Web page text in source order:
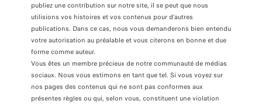
publiez une contribution sur notre site, il se peut que nous
utilisions vos histoires et vos contenus pour d’autres
publications. Dans ce cas, nous vous demanderons bien entendu
votre autorisation au préalable et vous citerons en bonne et due
forme comme auteur.
Vous êtes un membre précieux de notre communauté de médias
sociaux. Nous vous estimons en tant que tel. Si vous voyez sur
nos pages des contenus qui ne sont pas conformes aux
présentes règles ou qui, selon vous, constituent une violation